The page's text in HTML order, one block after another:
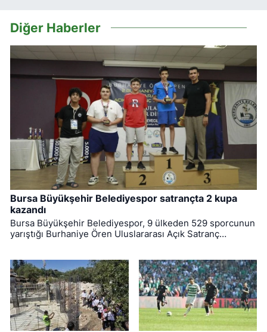
Diğer Haberler
Bursa Büyükşehir Belediyespor satrançta 2 kupa
kazandı
Bursa Büyükşehir Belediyespor, 9 ülkeden 529 sporcunun
yarıştığı Burhaniye Ören Uluslararası Açık Satranç